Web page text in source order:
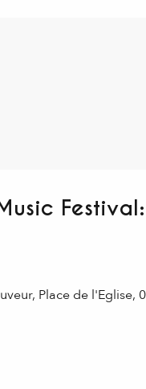
Place de l'Eglise,